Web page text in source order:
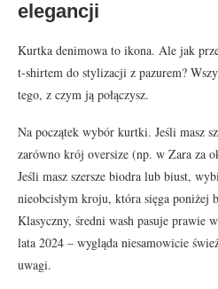
elegancji
Kurtka denimowa to ikona. Ale jak
t-shirtem do stylizacji z pazurem?
tego, z czym ją połączysz.
Na początek wybór kurtki. Jeśli masz
zarówno krój oversize (np. w Zara za
Jeśli masz szersze biodra lub biust,
nieobcisłym kroju, która sięga poniżej
Klasyczny, średni wash pasuje prawie
lata 2024 – wygląda niesamowicie
uwagi.